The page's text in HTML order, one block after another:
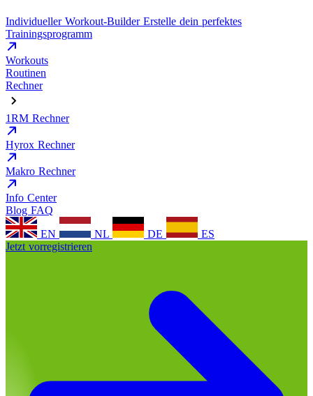
Individueller Workout-Builder Erstelle dein perfektes
Trainingsprogramm
Workouts
Routinen
Rechner
1RM Rechner
Hyrox Rechner
Makro Rechner
Info Center
Blog FAQ
EN
NL DE
ES
Jetzt vorregistrieren